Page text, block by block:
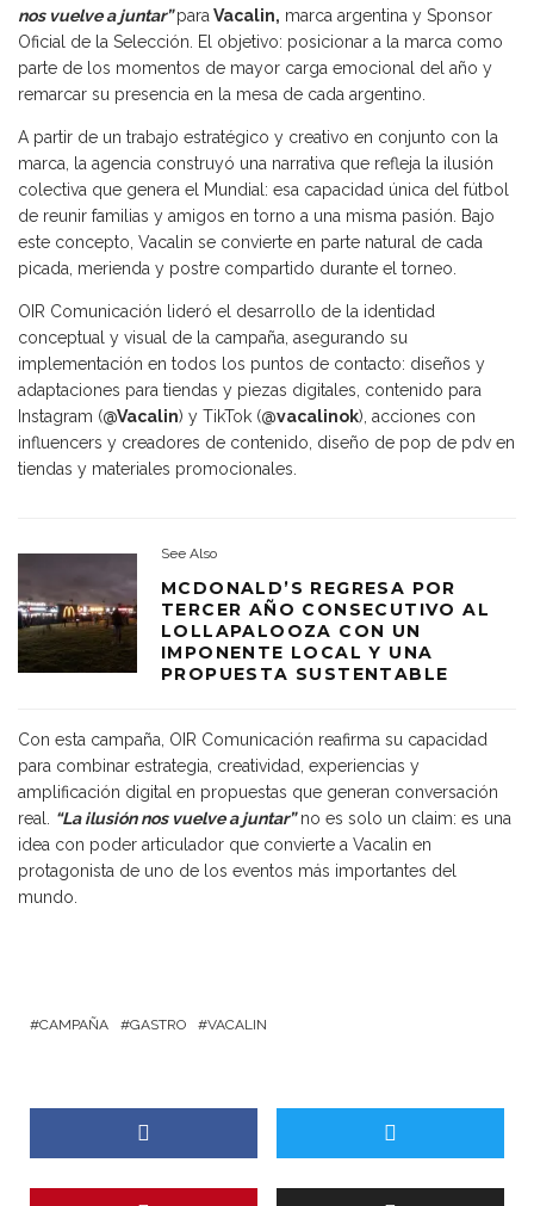
nos vuelve a juntar” para Vacalin, marca argentina y Sponsor
Oficial de la Selección. El objetivo: posicionar a la marca como
parte de los momentos de mayor carga emocional del año y
remarcar su presencia en la mesa de cada argentino.
A partir de un trabajo estratégico y creativo en conjunto con la
marca, la agencia construyó una narrativa que refleja la ilusión
colectiva que genera el Mundial: esa capacidad única del fútbol
de reunir familias y amigos en torno a una misma pasión. Bajo
este concepto, Vacalin se convierte en parte natural de cada
picada, merienda y postre compartido durante el torneo.
OIR Comunicación lideró el desarrollo de la identidad
conceptual y visual de la campaña, asegurando su
implementación en todos los puntos de contacto: diseños y
adaptaciones para tiendas y piezas digitales, contenido para
Instagram (@Vacalin) y TikTok (@vacalinok), acciones con
influencers y creadores de contenido, diseño de pop de pdv en
tiendas y materiales promocionales.
See Also
MCDONALD’S REGRESA POR
TERCER AÑO CONSECUTIVO AL
LOLLAPALOOZA CON UN
IMPONENTE LOCAL Y UNA
PROPUESTA SUSTENTABLE
Con esta campaña, OIR Comunicación reafirma su capacidad
para combinar estrategia, creatividad, experiencias y
amplificación digital en propuestas que generan conversación
real.
“La ilusión nos vuelve a juntar”no es solo un claim: es una
idea con poder articulador que convierte a Vacalin en
protagonista de uno de los eventos más importantes del
mundo.
CAMPAÑA GASTRO VACALIN